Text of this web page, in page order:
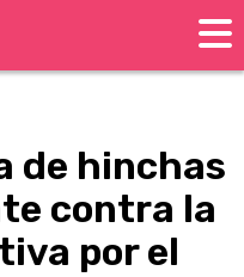
de hinchas
contra la
por el